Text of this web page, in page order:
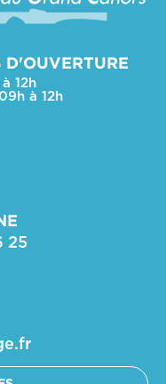
D'OUVERTURE
12h
à 12h
25